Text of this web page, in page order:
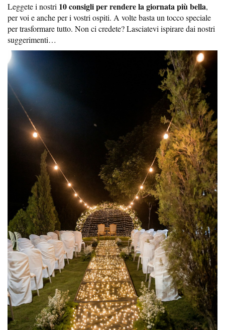
Leggete i nostri 10 consigli per rendere la giornata più bella,
per voi e anche per i vostri ospiti. A volte basta un tocco speciale
per trasformare tutto. Non ci credete? Lasciatevi ispirare dai nostri
suggerimenti…